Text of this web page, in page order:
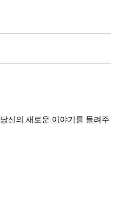
당신의 새로운 이야기를 들려주